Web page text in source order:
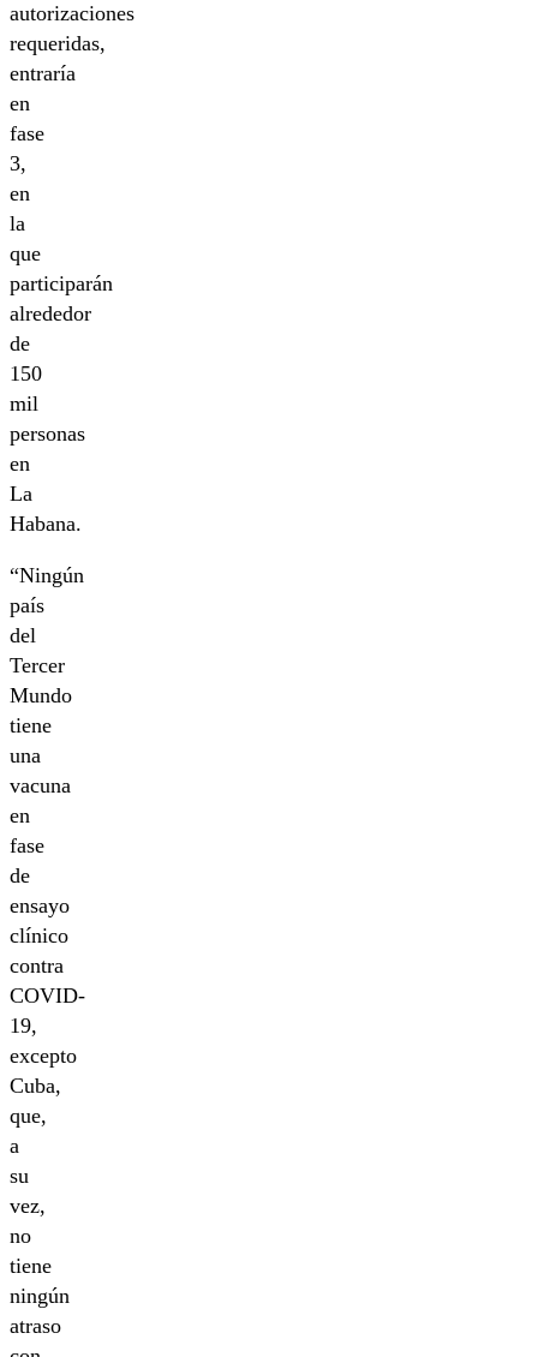
autorizaciones
requeridas,
entraría
en
fase
3,
en
la
que
participarán
alrededor
de
150
mil
personas
en
La
Habana.
“Ningún
país
del
Tercer
Mundo
tiene
una
vacuna
en
fase
de
ensayo
clínico
contra
COVID-
19,
excepto
Cuba,
que,
a
su
vez,
no
tiene
ningún
atraso